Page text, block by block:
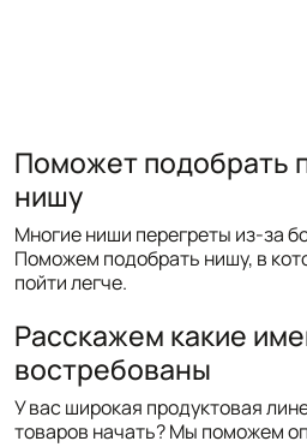
Поможет подобрать
нишу
Многие ниши перегреты из-за
Поможем подобрать нишу, в
пойти легче.
Расскажем какие
востребованы
У вас широкая продуктовая
товаров начать? Мы поможем